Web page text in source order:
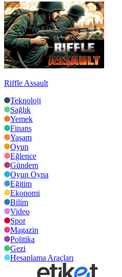
Riffle Assault
Teknoloji
Sağlık
Yemek
Finans
Yaşam
Oyun
Eğlence
Gündem
Oyun Oyna
Eğitim
Ekonomi
Bilim
Video
Spor
Magazin
Politika
Gezi
Hesaplama Araçları